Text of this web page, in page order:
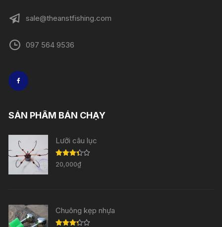
sale@theanstfishing.com
097 564 9536
SẢN PHẨM BÁN CHẠY
Lưỡi câu lục
Được
xếp
20,000₫
Chuông kẹp nhựa